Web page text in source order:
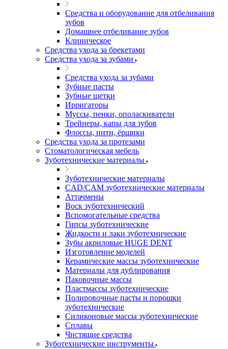
Средства и оборудование для отбеливания
зубов
Домашнее отбеливание зубов
Клиническое
Средства ухода за брекетами
Средства ухода за зубами
Средства ухода за зубами
Зубные пасты
Зубные щетки
Ирригаторы
Муссы, пенки, ополаскиватели
Трейнеры, капы для зубов
Флоссы, нити, ёршики
Средства ухода за протезами
Стоматологическая мебель
Зуботехнические материалы
Зуботехнические материалы
CAD/CAM зуботехнические материалы
Аттачмены
Воск зуботехнический
Вспомогательные средства
Гипсы зуботехнические
Жидкости и лаки зуботехнические
Зубы акриловые HUGE DENT
Изготовление моделей
Керамические массы зуботехнические
Материалы для дублирования
Паковочные массы
Пластмассы зуботехнические
Полировочные пасты и порошки
зуботехнические
Силиконовые массы зуботехнические
Сплавы
Чистящие средства
Зуботехнические инструменты